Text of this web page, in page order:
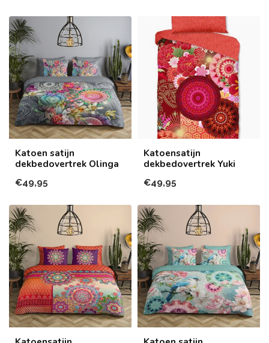
Katoen satijn
dekbedovertrek Olinga
€49,95
Katoensatijn
dekbedovertrek Yuki
€49,95